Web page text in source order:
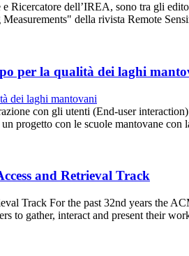
Ricercatore dell’IREA, sono tra gli
della rivista Remote
per la qualità dei laghi
con gli utenti (End-user
progetto con le scuole mantovane
and Retrieval Track
Track For the past 32nd years the
to gather, interact and present their